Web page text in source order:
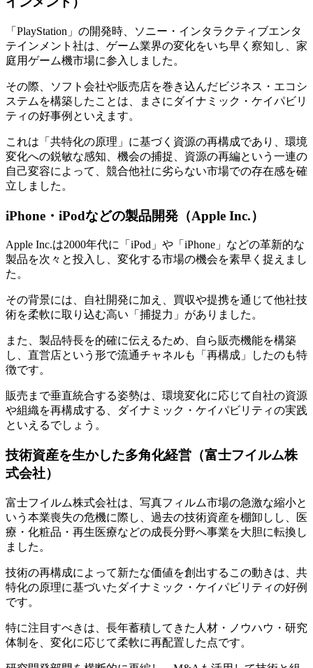
「PlayStation」の開発時、ソニー・インタラクティブエンタ
テインメント社は、ゲーム業界の変化をいち早く察知し、家
庭用ゲーム機市場に参入しました。
その際、ソフト会社や販売店を巻き込んだビジネス・エコシ
ステムを構築したことは、まさにダイナミック・ケイパビリ
ティの好事例といえます。
これは「共特化の原理」に基づく資源の再構成であり、環境
変化への鋭敏な感知、機会の捕捉、資源の再編という一連の
自己変容によって、競合他社に劣らない市場での存在感を確
立しました。
iPhone・iPodなどの製品開発（Apple Inc.）
Apple Inc.は2000年代に「iPod」や「iPhone」などの革新的な
製品を次々と投入し、変化する市場の機会を素早く捉えまし
た。
その背景には、自社開発に加え、買収や提携を通じて他社技
術を柔軟に取り込む高い「捕捉力」がありました。
また、製品特長を的確に伝えるため、自ら販売機能を構築
し、直営店という形で流通チャネルも「再構成」したのも特
徴です。
販売まで垂直統合する姿勢は、環境変化に応じて自社の資源
や組織を再構成する、ダイナミック・ケイパビリティの実践
といえるでしょう。
技術資産を生かした多角化経営（富士フイルム株
式会社）
富士フイルム株式会社は、写真フィルム市場の急激な縮小と
いう本業喪失の危機に際し、過去の技術資産を棚卸しし、医
療・化粧品・再生医療などの成長分野へ事業を大胆に転換し
ました。
技術の再構成によって新たな価値を創出するこの動きは、共
特化の原理に基づいたダイナミック・ケイパビリティの好例
です。
特に注目すべきは、長年蓄積してきた人材・ノウハウ・研究
体制を、変化に応じて柔軟に再配置した点です。